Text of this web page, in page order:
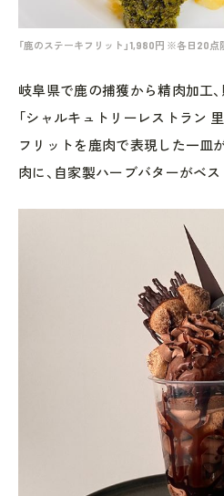
「鹿のステーキフリット」1,980円 ※各日20点
岐阜県で鹿の捕獲から精肉加工
「シャルキュトリーレストラン
フリットを鹿肉で表現した一皿
肉に、自家製ハーブバターがベス